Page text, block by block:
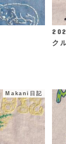
ク
Makani日記